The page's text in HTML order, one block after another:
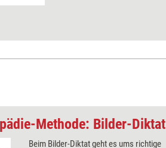
Methode: Bilder-Diktat
Beim Bilder-Diktat geht es ums richtige